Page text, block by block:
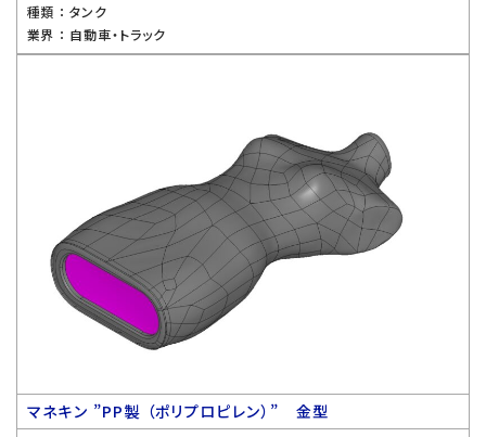
種類 ： タンク
業界 ： 自動車・トラック
マネキン ”PP製 （ポリプロピレン）” 金型